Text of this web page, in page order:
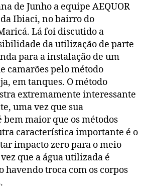
de Junho a equipe AEQUOR
Ibiaci, no bairro do
Lá foi discutido a
da utilização de parte
para a instalação de um
camarões pelo método
em tanques. O método
extremamente interessante
uma vez que sua
maior que os métodos
característica importante é o
impacto zero para o meio
que a água utilizada é
havendo troca com os corpos